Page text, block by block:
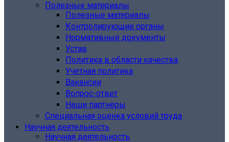
Полезные материалы
Полезные материалы
Контролирующие органы
Нормативные документы
Устав
Политика в области качества
Учетная политика
Вакансии
Вопрос-ответ
Наши партнёры
Специальная оценка условий труда
Научная деятельность
Научная деятельность